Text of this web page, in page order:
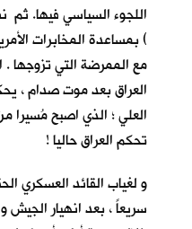
اللجوء السياسي فيها.
) بمساعدة المخابرات
مع الممرضة التي تزوجها
العراق بعد موت صدام ،
العلي ؛ الذي اصبح
تحكم العراق حاليا !
و لغياب القائد العسكري
سريعاً ، بعد انهيار الجيش